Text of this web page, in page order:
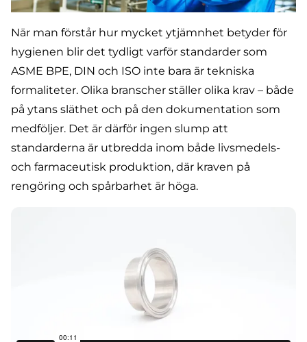
När man förstår hur mycket ytjämnhet betyder för
hygienen blir det tydligt varför standarder som
ASME BPE, DIN och ISO inte bara är tekniska
formaliteter. Olika branscher ställer olika krav – både
på ytans släthet och på den dokumentation som
medföljer. Det är därför ingen slump att
standarderna är utbredda inom både livsmedels-
och farmaceutisk produktion, där kraven på
rengöring och spårbarhet är höga.